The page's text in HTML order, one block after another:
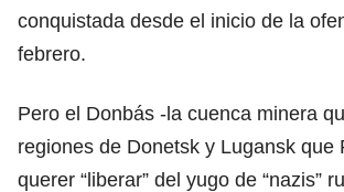
conquistada desde el inicio de la
febrero.
Pero el Donbás -la cuenca minera
regiones de Donetsk y Lugansk que
querer “liberar” del yugo de “nazis”